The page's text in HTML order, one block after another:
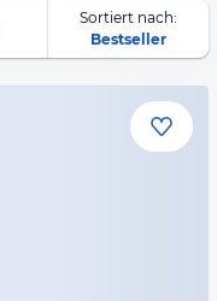
Sortiert nach:
Bestseller